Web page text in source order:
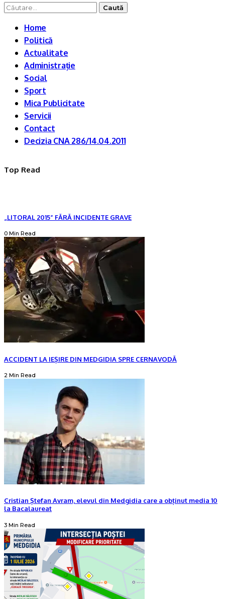
Caută
Home
Politică
Actualitate
Administrație
Social
Sport
Mica Publicitate
Servicii
Contact
Decizia CNA 286/14.04.2011
Top Read
„LITORAL 2015” FĂRĂ INCIDENTE GRAVE
0 Min Read
ACCIDENT LA IEȘIRE DIN MEDGIDIA SPRE CERNAVODĂ
2 Min Read
Cristian Ștefan Avram, elevul din Medgidia care a obținut media 10
la Bacalaureat
3 Min Read